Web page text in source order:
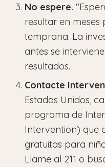
No espere.
resultar en
temprana. La
antes se
resultados.
Contacte
Estados Unidos,
programa de
Intervention) que
gratuitas para
Llame al 211 o